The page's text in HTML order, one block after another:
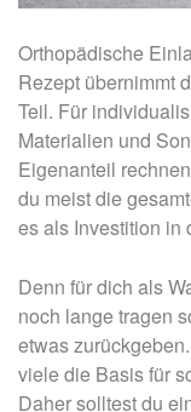
Orthopädische
Rezept übernimmt
Teil. Für
Materialien und
Eigenanteil
du meist die
es als Investition in
Denn für dich als
noch lange tragen
etwas
viele die Basis für
Daher solltest du